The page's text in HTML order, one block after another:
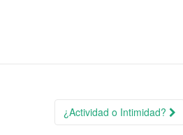
¿Actividad o Intimidad?